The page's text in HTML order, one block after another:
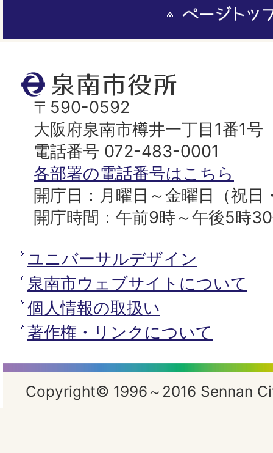
泉
南
市
役
所
〒590-0592
大阪府泉南市樽井一丁目1番1号
電話番号 072-483-0001
各部署の電話番号はこちら
開庁日：月曜日～金曜日（祝日
開庁時間：午前9時～午後5時
ユニバーサルデザイン
泉南市ウェブサイトについて
個人情報の取扱い
著作権・リンクについて
Copyright© 1996～2016 Sennan